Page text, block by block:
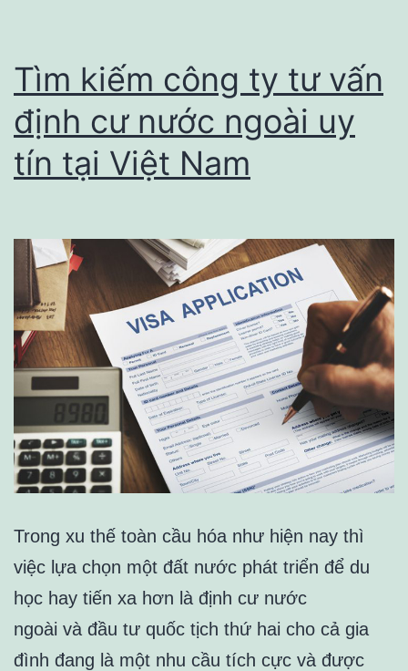
Tìm kiếm công ty tư vấn
định cư nước ngoài uy
tín tại Việt Nam
Trong xu thế toàn cầu hóa như hiện nay thì
việc lựa chọn một đất nước phát triển để du
học hay tiến xa hơn là định cư nước
ngoài và đầu tư quốc tịch thứ hai cho cả gia
đình đang là một nhu cầu tích cực và được